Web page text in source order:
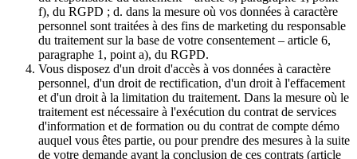
f), du RGPD ; d. dans la mesure où vos données à caractère
personnel sont traitées à des fins de marketing du responsable
du traitement sur la base de votre consentement – article 6,
paragraphe 1, point a), du RGPD.
Vous disposez d'un droit d'accès à vos données à caractère
personnel, d'un droit de rectification, d'un droit à l'effacement
et d'un droit à la limitation du traitement. Dans la mesure où le
traitement est nécessaire à l'exécution du contrat de services
d'information et de formation ou du contrat de compte démo
auquel vous êtes partie, ou pour prendre des mesures à la suite
de votre demande avant la conclusion de ces contrats (article